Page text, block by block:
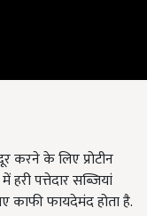
के लिए प्रोटीन
पत्तेदार सब्जियां
फायदेमंद होता है.